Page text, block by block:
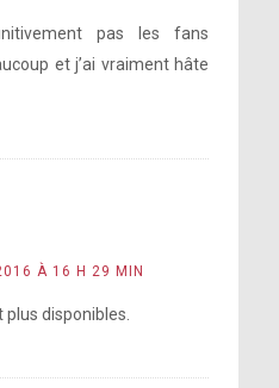
pas les fans
et j’ai vraiment hâte
À 16 H 29 MIN
plus disponibles.